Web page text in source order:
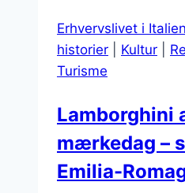
Erhvervslivet i Italien
historier
Kultur
Turisme
Lamborghini
mærkedag –
Emilia-